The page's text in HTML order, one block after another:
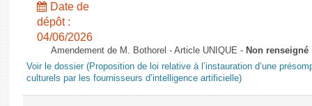
Comptes rendus des débats
Date de
dépôt :
04/06/2026
Amendement de M. Bothorel - Article UNIQUE - Non renseigné
Voir le dossier (Proposition de loi relative à l’instauration d’une
culturels par les fournisseurs d’intelligence artificielle)